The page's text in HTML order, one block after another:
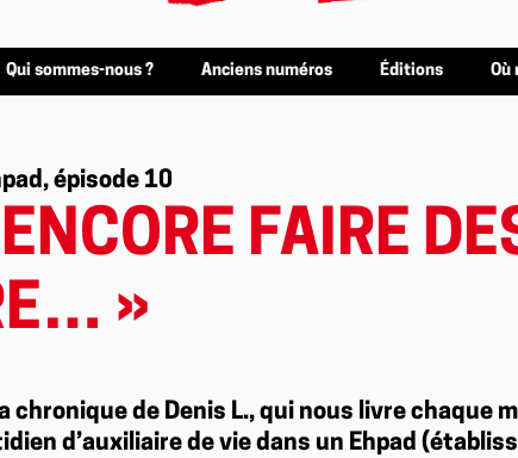
Qui sommes-nous ? Anciens numéros Éditions Où
épisode 10
FAIRE
»
chronique de Denis L., qui nous livre chaque
d’auxiliaire de vie dans un Ehpad